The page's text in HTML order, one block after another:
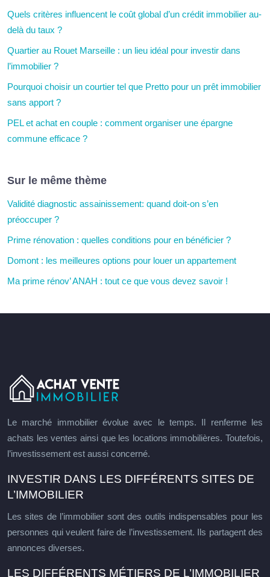
Quels critères influencent le coût global d’un crédit immobilier au-
delà du taux ?
Quartier au Rouet Marseille : un lieu idéal pour investir dans
l’immobilier ?
Pourquoi choisir un courtier tel que Pretto pour un prêt immobilier
sans apport ?
PEL et achat en couple : comment organiser une épargne
commune efficace ?
Sur le même thème
Validité diagnostic assainissement: quand doit-on s’en
préoccuper ?
Prime rénovation : quelles conditions pour en bénéficier ?
Domont : les meilleures options pour louer un appartement
Ma prime rénov’ ANAH : tout ce que vous devez savoir !
Le marché immobilier évolue avec le temps. Il renferme les
achats les ventes ainsi que les locations immobilières. Toutefois,
l’investissement est aussi concerné.
INVESTIR DANS LES DIFFÉRENTS SITES DE
L’IMMOBILIER
Les sites de l’immobilier sont des outils indispensables pour les
personnes qui veulent faire de l’investissement. Ils partagent des
annonces diverses.
LES DIFFÉRENTS MÉTIERS DE L’IMMOBILIER